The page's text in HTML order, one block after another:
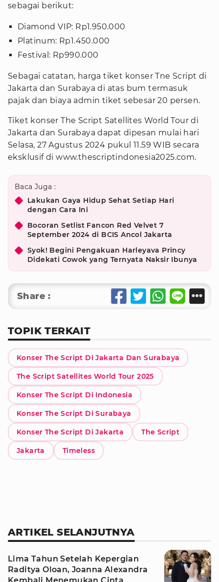
sebagai berikut:
Diamond VIP: Rp1.950.000
Platinum: Rp1.450.000
Festival: Rp990.000
Sebagai catatan, harga tiket konser Tne Script di
Jakarta dan Surabaya di atas bum termasuk
pajak dan biaya admin tiket sebesar 20 persen.
Tiket konser The Script Satellites World Tour di
Jakarta dan Surabaya dapat dipesan mulai hari
Selasa, 27 Agustus 2024 pukul 11.59 WIB secara
eksklusif di www.thescriptindonesia2025.com.
Baca Juga :
Lakukan Gaya Hidup Sehat Setiap Hari
dengan Cara Ini
Bocoran Setlist Fancon Red Velvet 7
September 2024 di BCIS Ancol Jakarta
Syok! Begini Pengakuan Harleyava Princy
Didekati Cowok yang Ternyata Naksir Ibunya
Share :
TOPIK TERKAIT
Konser The Script Di Jakarta Dan Surabaya
The Script Satellites World Tour 2025
Konser The Script Di Indonesia
Konser The Script Di Surabaya
Konser The Script Di Jakarta The Script
Jakarta Timeless
ARTIKEL SELANJUTNYA
Lima Tahun Setelah Kepergian
Raditya Oloan, Joanna Alexandra